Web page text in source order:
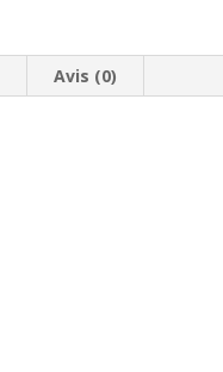
litres
Avis (0)